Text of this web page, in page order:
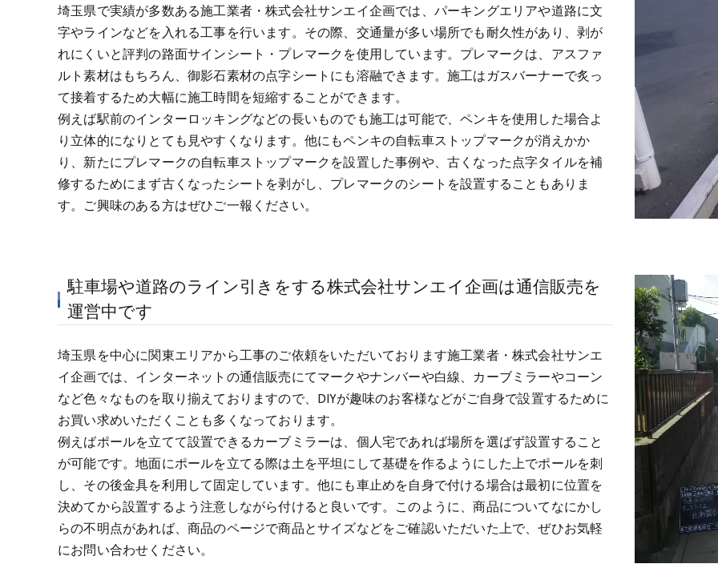
埼玉県で実績が多数ある施工業者・株式会社サンエイ企画では、パーキングエリアや道路に文
字やラインなどを入れる工事を行います。その際、交通量が多い場所でも耐久性があり、剥が
れにくいと評判の路面サインシート・プレマークを使用しています。プレマークは、アスファ
ルト素材はもちろん、御影石素材の点字シートにも溶融できます。施工はガスバーナーで炙っ
て接着するため大幅に施工時間を短縮することができます。
例えば駅前のインターロッキングなどの長いものでも施工は可能で、ペンキを使用した場合よ
り立体的になりとても見やすくなります。他にもペンキの自転車ストップマークが消えかか
り、新たにプレマークの自転車ストップマークを設置した事例や、古くなった点字タイルを補
修するためにまず古くなったシートを剥がし、プレマークのシートを設置することもありま
す。ご興味のある方はぜひご一報ください。
駐車場や道路のライン引きをする株式会社サンエイ企画は通信販売を
運営中です
埼玉県を中心に関東エリアから工事のご依頼をいただいております施工業者・株式会社サンエ
イ企画では、インターネットの通信販売にてマークやナンバーや白線、カーブミラーやコーン
など色々なものを取り揃えておりますので、DIYが趣味のお客様などがご自身で設置するために
お買い求めいただくことも多くなっております。
例えばポールを立てて設置できるカーブミラーは、個人宅であれば場所を選ばず設置すること
が可能です。地面にポールを立てる際は土を平坦にして基礎を作るようにした上でポールを刺
し、その後金具を利用して固定しています。他にも車止めを自身で付ける場合は最初に位置を
決めてから設置するよう注意しながら付けると良いです。このように、商品についてなにかし
らの不明点があれば、商品のページで商品とサイズなどをご確認いただいた上で、ぜひお気軽
にお問い合わせください。